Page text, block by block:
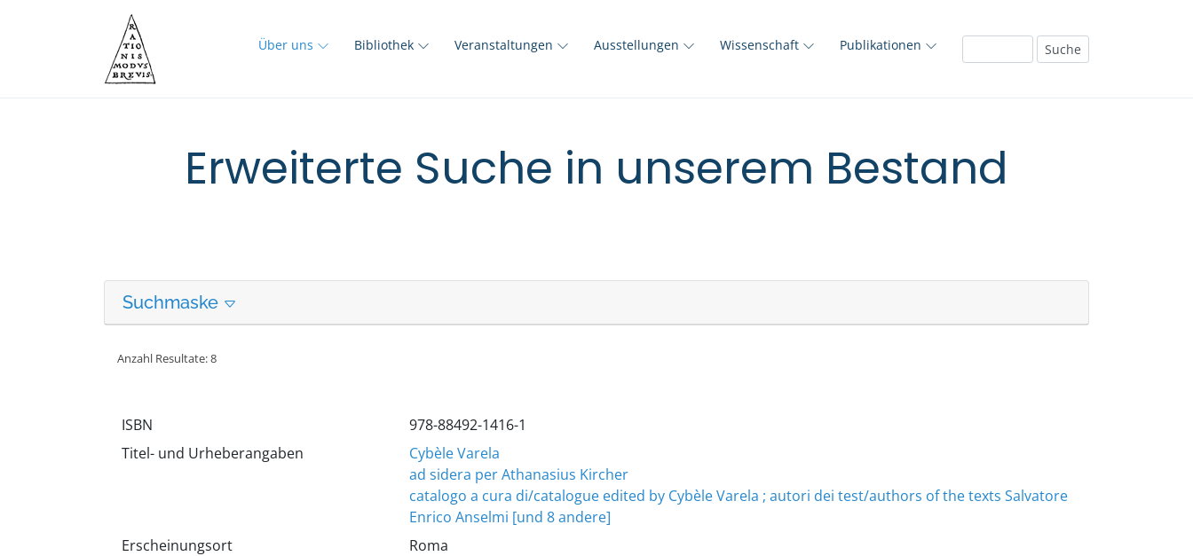
Über uns Bibliothek Veranstaltungen Ausstellungen Wissenschaft Publikationen
Erweiterte Suche in unserem Bestand
Suchmaske
Anzahl Resultate: 8
ISBN
978-88492-1416-1
Titel- und Urheberangaben
Cybèle Varela
ad sidera per Athanasius Kircher
catalogo a cura di/catalogue edited by Cybèle Varela ; autori dei test/authors of the texts Salvatore
Enrico Anselmi [und 8 andere]
Erscheinungsort
Roma